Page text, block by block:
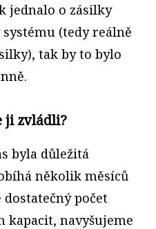
jednalo o zásilky
(tedy reálně
tak by to bylo
ji zvládli?
byla důležitá
několik měsíců
počet
kapacit, navyšujeme